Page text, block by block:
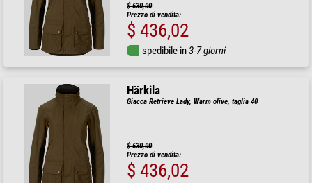
$ 630,00
Prezzo di vendita:
$ 436,02
spedibile in3-7 giorni
Härkila
Giacca Retrieve Lady, Warm olive, taglia 40
$ 630,00
Prezzo di vendita:
$ 436,02